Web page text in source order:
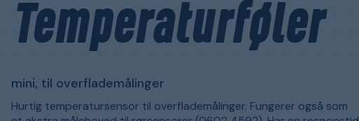
Temperaturføler
mini, til overflademålinger
Hurtig temperatursensor til overflademålinger. Fungerer også som